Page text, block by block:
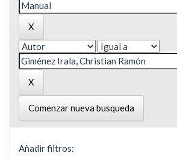
Comenzar nueva busqueda
Añadir filtros: